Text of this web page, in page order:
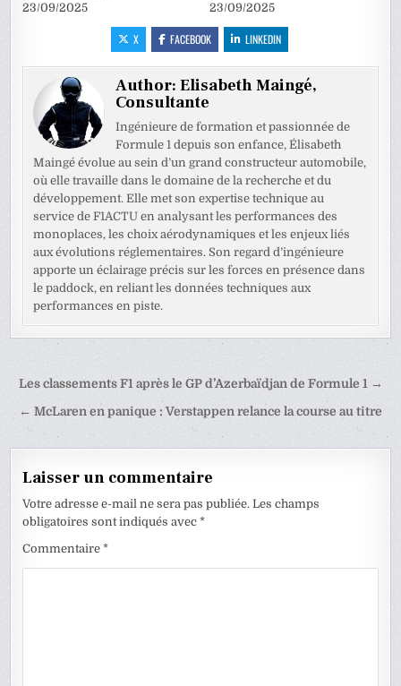
23/09/2025 23/09/2025
X FACEBOOK LINKEDIN
Author:Elisabeth Maingé,
Consultante
Ingénieure de formation et passionnée de
Formule 1 depuis son enfance, Élisabeth
Maingé évolue au sein d’un grand constructeur automobile,
où elle travaille dans le domaine de la recherche et du
développement. Elle met son expertise technique au
service de F1ACTU en analysant les performances des
monoplaces, les choix aérodynamiques et les enjeux liés
aux évolutions réglementaires. Son regard d’ingénieure
apporte un éclairage précis sur les forces en présence dans
le paddock, en reliant les données techniques aux
performances en piste.
Navigation
de
Les classements F1 après le GP d’Azerbaïdjan de Formule 1 →
← McLaren en panique : Verstappen relance la course au titre
Laisser un commentaire
Votre adresse e-mail ne sera pas publiée. Les champs
obligatoires sont indiqués avec*
Commentaire*